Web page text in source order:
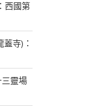
西國第
寺)：
靈場